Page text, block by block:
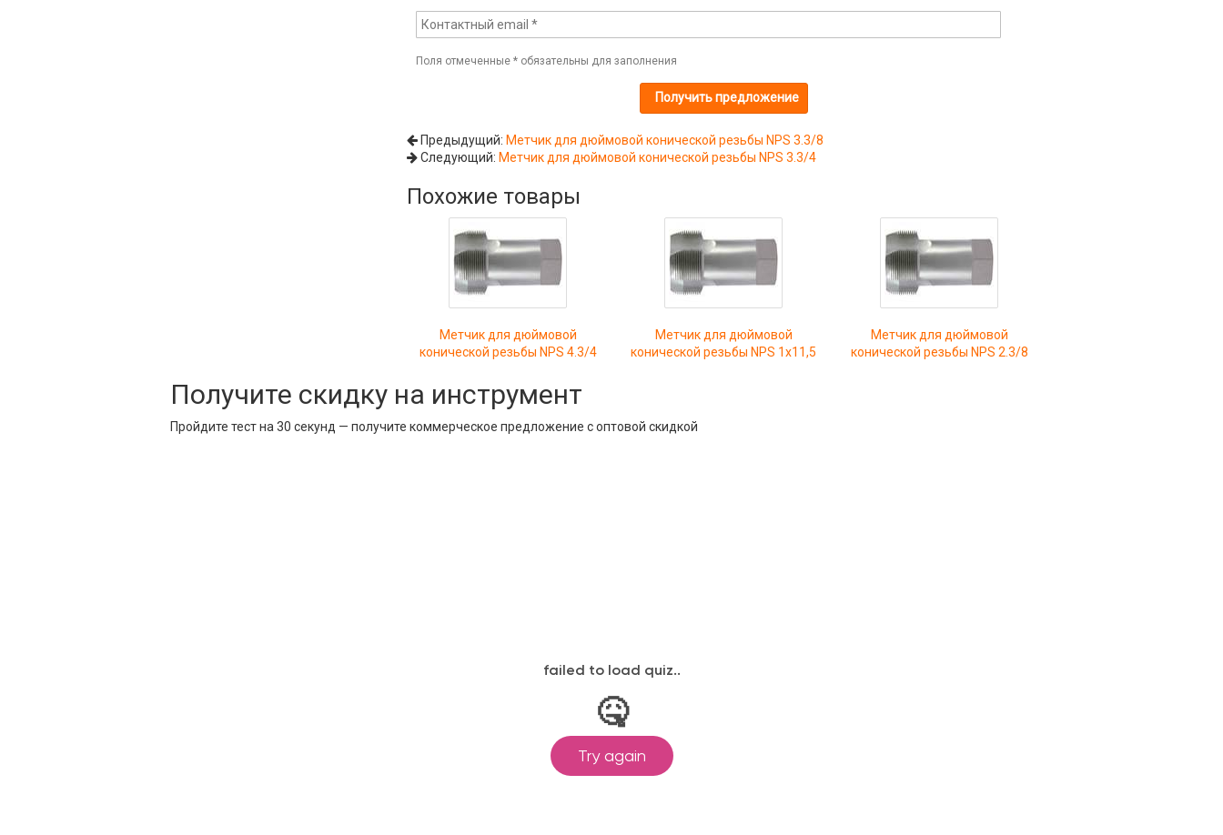
Поля отмеченные *обязательны для заполнения
Предыдущий: Метчик для дюймовой конической резьбы NPS 3.3/8
Следующий: Метчик для дюймовой конической резьбы NPS 3.3/4
Похожие товары
Метчик для дюймовой
конической резьбы NPS 4.3/4
Метчик для дюймовой
конической резьбы NPS 1x11,5
Метчик для дюймовой
конической резьбы NPS 2.3/8
Получите скидку на инструмент
Пройдите тест на 30 секунд — получите коммерческое предложение с оптовой скидкой